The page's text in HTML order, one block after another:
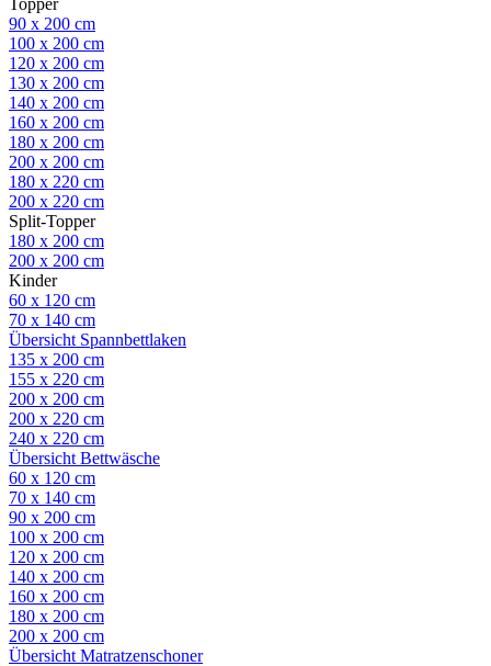
Topper
90 x 200 cm
100 x 200 cm
120 x 200 cm
130 x 200 cm
140 x 200 cm
160 x 200 cm
180 x 200 cm
200 x 200 cm
180 x 220 cm
200 x 220 cm
Split-Topper
180 x 200 cm
200 x 200 cm
Kinder
60 x 120 cm
70 x 140 cm
Übersicht Spannbettlaken
135 x 200 cm
155 x 220 cm
200 x 200 cm
200 x 220 cm
240 x 220 cm
Übersicht Bettwäsche
60 x 120 cm
70 x 140 cm
90 x 200 cm
100 x 200 cm
120 x 200 cm
140 x 200 cm
160 x 200 cm
180 x 200 cm
200 x 200 cm
Übersicht Matratzenschoner